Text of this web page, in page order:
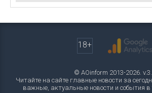
18+
© AOinform 2013-2026.
Читайте на сайте главные новости за
важные, актуальные новости и события